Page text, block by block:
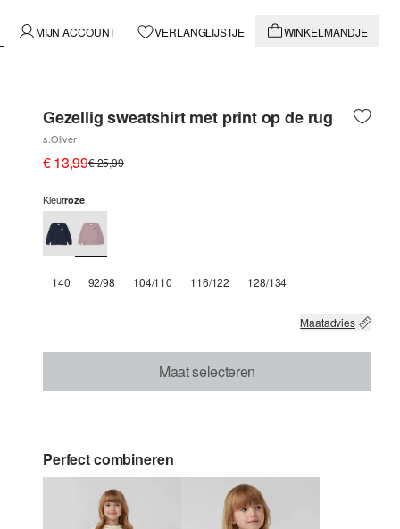
MIJN ACCOUNT VERLANGLIJSTJE WINKELMANDJE
Gezellig sweatshirt met print op de rug
s.Oliver
€ 13,99€ 25,99
Kleurroze
140 92/98 104/110 116/122 128/134
Maatadvies
Maat selecteren
Perfect combineren